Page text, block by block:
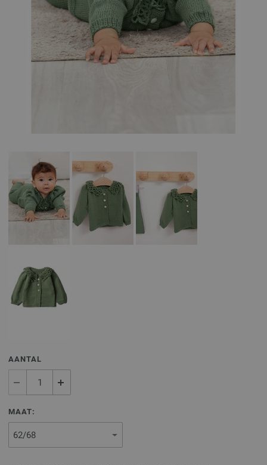
AANTAL
MAAT: